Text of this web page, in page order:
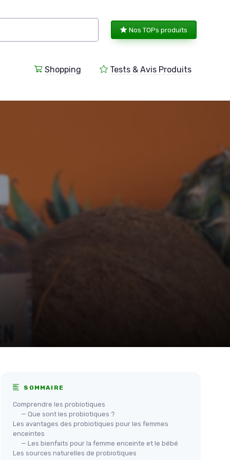
Nos TOPs produits
Shopping Tests & Avis Produits
SOMMAIRE
Comprendre les probiotiques
— Que sont les probiotiques ?
Les avantages des probiotiques pour les femmes
enceintes
— Les bienfaits pour la femme enceinte et le bébé
Les sources naturelles de probiotiques